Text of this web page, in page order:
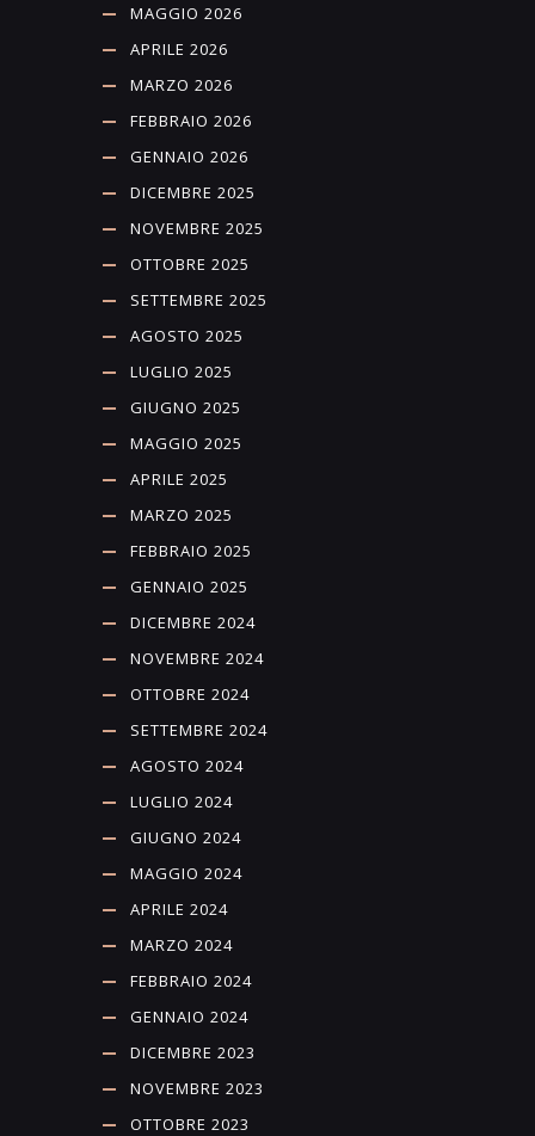
MAGGIO 2026
APRILE 2026
MARZO 2026
FEBBRAIO 2026
GENNAIO 2026
DICEMBRE 2025
NOVEMBRE 2025
OTTOBRE 2025
SETTEMBRE 2025
AGOSTO 2025
LUGLIO 2025
GIUGNO 2025
MAGGIO 2025
APRILE 2025
MARZO 2025
FEBBRAIO 2025
GENNAIO 2025
DICEMBRE 2024
NOVEMBRE 2024
OTTOBRE 2024
SETTEMBRE 2024
AGOSTO 2024
LUGLIO 2024
GIUGNO 2024
MAGGIO 2024
APRILE 2024
MARZO 2024
FEBBRAIO 2024
GENNAIO 2024
DICEMBRE 2023
NOVEMBRE 2023
OTTOBRE 2023